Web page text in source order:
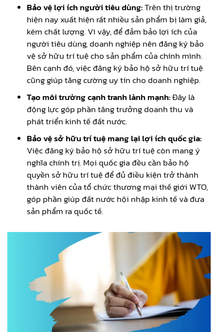
Bảo vệ lợi ích người tiêu dùng:Trên thị trường
hiện nay xuất hiện rất nhiều sản phẩm bị làm giả,
kém chất lượng. Vì vậy, để đảm bảo lợi ích của
người tiêu dùng, doanh nghiệp nên đăng ký bảo
vệ sở hữu trí tuệ cho sản phẩm của chính mình.
Bên cạnh đó, việc đăng ký bảo hộ sở hữu trí tuệ
cũng giúp tăng cường uy tín cho doanh nghiệp.
Tạo môi trường cạnh tranh lành mạnh:Đây là
động lực góp phần tăng trưởng doanh thu và
phát triển kinh tế đất nước.
Bảo vệ sở hữu trí tuệ mang lại lợi ích quốc gia:
Việc đăng ký bảo hộ sở hữu trí tuệ còn mang ý
nghĩa chính trị. Mọi quốc gia đều cần bảo hộ
quyền sở hữu trí tuệ để đủ điều kiện trở thành
thành viên của tổ chức thương mại thế giới WTO,
góp phần giúp đất nước hội nhập kinh tế và đưa
sản phẩm ra quốc tế.